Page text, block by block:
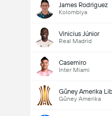
James Rodriguez
Kolombiya
Vinicius Júnior
Real Madrid
Casemiro
Inter Miami
Güney Amerika
Güney Amerika
Maçtaki